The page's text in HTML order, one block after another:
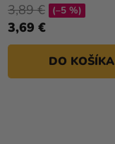
3,69 €
3,89 € (–5 %)
DO KOŠÍKA